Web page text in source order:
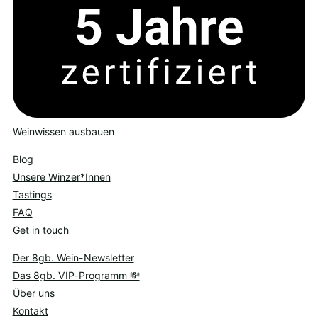
Weinwissen ausbauen
Blog
Unsere Winzer*Innen
Tastings
FAQ
Get in touch
Der 8gb. Wein-Newsletter
Das 8gb. VIP-Programm 💸
Über uns
Kontakt